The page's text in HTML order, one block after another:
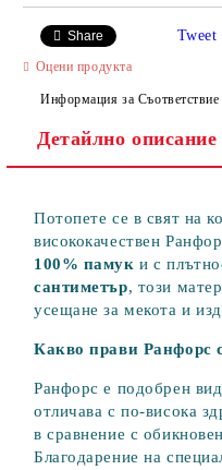
Share Tweet
Оцени продукта
Информация за Съответствие
Детайлно описание
Потопете се в свят на
висококачествен
100% памук и с
сантиметър, този
усещане за мекота и
Какво прави Ранфорс
Ранфорс е подобрен
отличава с по-висока
в сравнение с
Благодарение на